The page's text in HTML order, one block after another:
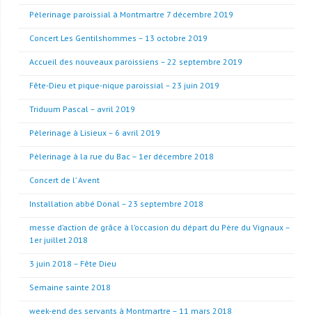
Pèlerinage paroissial à Montmartre 7 décembre 2019
Concert Les Gentilshommes – 13 octobre 2019
Accueil des nouveaux paroissiens – 22 septembre 2019
Fête-Dieu et pique-nique paroissial – 23 juin 2019
Triduum Pascal – avril 2019
Pèlerinage à Lisieux – 6 avril 2019
Pèlerinage à la rue du Bac – 1er décembre 2018
Concert de l’ Avent
Installation abbé Donal – 23 septembre 2018
messe d’action de grâce à l’occasion du départ du Père du Vignaux –
1er juillet 2018
3 juin 2018 – Fête Dieu
Semaine sainte 2018
week-end des servants à Montmartre – 11 mars 2018